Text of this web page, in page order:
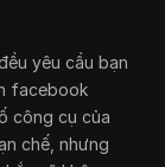
yêu cầu bạn
facebook
công cụ của
chế, nhưng